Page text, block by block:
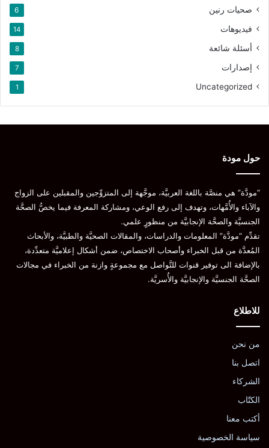
صحيات رنين 6
فيديوهات 14
أسئلة شائعة 8
إصدارات 7
Uncategorized
1
حول مودة
“مودَّة” هي منصَّة باللغة العربيَّة، موجَّهة إلى المتزوِّجين والمقبلين على الزواج
والآباء والأُمَّهات، وتهدف إلى رفع الوعي، ومشاركة المعرفة فيما يخصُّ الصحَّة
الجنسيَّة والصحَّة الإنجابيَّة من منظورٍ علمي.
تقدِّم “مودَّة” المعلومات والدراسات، والمقالات الصحيَّة والطبيَّة، والأبحاث
المُعدَّة من قبل الخبراء وأصحاب الاختصاص، ضمن أشكال إعلاميَّة متعدِّدة،
بالإضافة الى توفير قنوات للتَّواصل مع مجموعةٍ وازنة من الخبراء في مجالات
الصحَّة الجنسيَّة والإنجابيَّة والأُسريَّة.
للاطلاع
من نحن
اتصل بنا
الشركاء
الكتّاب
أكتب معنا
سياسة الخصوصية